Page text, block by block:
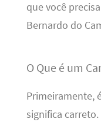
que você
Bernardo do
O Que é um
Primeiramente,
significa